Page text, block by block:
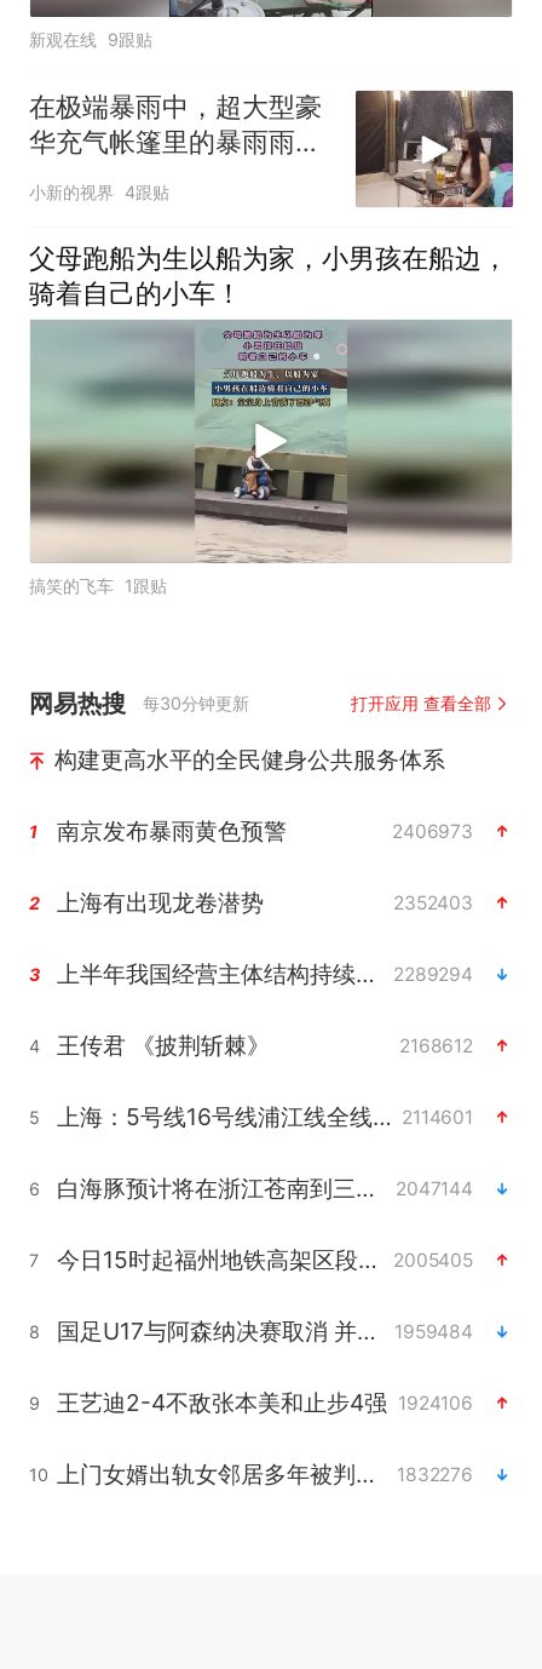
新观在线 9跟贴
在极端暴雨中，超大型豪
华充气帐篷里的暴雨雨中
露营
小新的视界 4跟贴
父母跑船为生以船为家，小男孩在船边，
骑着自己的小车！
搞笑的飞车 1跟贴
网易热搜 每30分钟更新 打开应用 查看全部
构建更高水平的全民健身公共服务体系
1 南京发布暴雨黄色预警 2406973
2 上海有出现龙卷潜势 2352403
3 上半年我国经营主体结构持续优化 2289294
4 王传君 《披荆斩棘》 2168612
5 上海：5号线16号线浦江线全线停运 2114601
6 白海豚预计将在浙江苍南到三门一带登陆 2047144
7 今日15时起福州地铁高架区段停运 2005405
8 国足U17与阿森纳决赛取消 并列冠军 1959484
9 王艺迪2-4不敌张本美和止步4强 1924106
10 上门女婿出轨女邻居多年被判重婚罪 1832276